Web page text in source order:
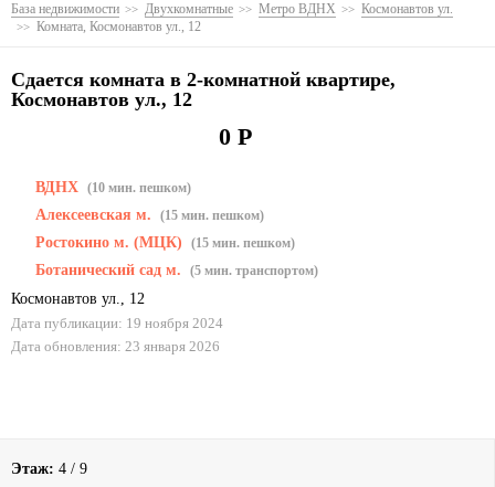
База недвижимости Двухкомнатные Метро ВДНХ
Космонавтов ул.
Комната, Космонавтов ул., 12
Сдается комната в 2-комнатной квартире,
Космонавтов ул., 12
0 Р
ВДНХ (10 мин. пешком)
Алексеевская м. (15 мин. пешком)
Ростокино м. (МЦК) (15 мин. пешком)
Ботанический сад м. (5 мин. транспортом)
Космонавтов ул., 12
Дата публикации: 19 ноября 2024
Дата обновления: 23 января 2026
Этаж: 4 / 9